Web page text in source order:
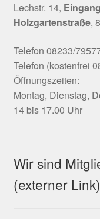
Lechstr. 14,
Holzgartenstraße,
Telefon 08233/
Telefon (kostenfrei
Öffnungszeiten:
Montag, Dienstag,
14 bis 17.00 Uhr
Wir sind
(externer Link)